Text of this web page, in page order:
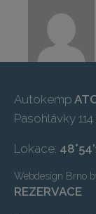
Autokemp
Pasohlávky 114
Lokace:
Webdesign Brno
REZERVACE